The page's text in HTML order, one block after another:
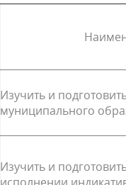
Изучить и
муниципального
Изучить и